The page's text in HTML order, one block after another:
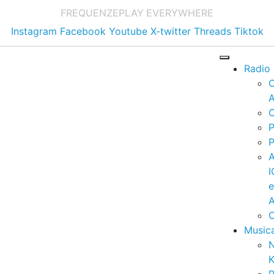
FREQUENZEPLAY EVERYWHERE
Instagram Facebook Youtube X-twitter Threads Tiktok
Radio
e